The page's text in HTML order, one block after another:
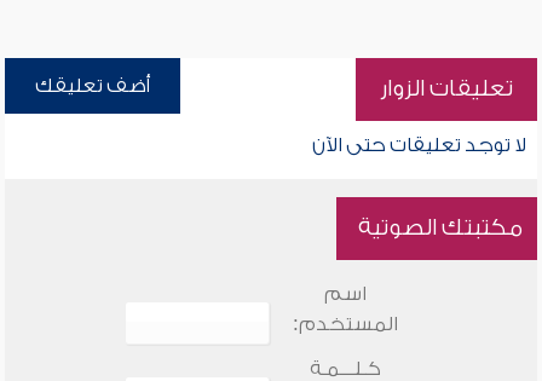
تعليقات الزوار أضف تعليقك
لا توجد تعليقات حتى الآن
مكتبتك الصوتية
اسم
المستخدم:
كـلـــمـة